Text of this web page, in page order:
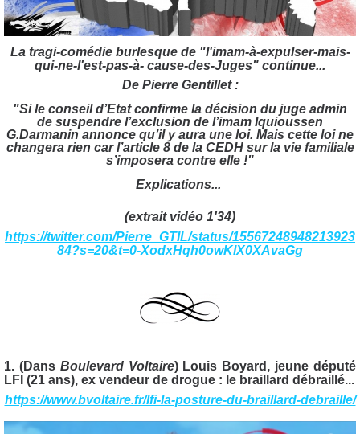
La tragi-comédie burlesque de "l'imam-à-expulser-mais-
qui-ne-l'est-pas-à- cause-des-Juges" continue...
De Pierre Gentillet :
"Si le conseil d’Etat confirme la décision du juge admin
de suspendre l’exclusion de l’imam Iquioussen
G.Darmanin annonce qu’il y aura une loi. Mais cette loi ne
changera rien car l’article 8 de la CEDH sur la vie familiale
s’imposera contre elle !"
Explications...
(extrait vidéo 1'34)
https://twitter.com/Pierre_GTIL/status/15567248948213923
84?s=20&t=0-XodxHqh0owKlX0XAvaGg
1. (Dans Boulevard Voltaire) Louis Boyard, jeune député
LFI (21 ans), ex vendeur de drogue : le braillard débraillé...
https://www.bvoltaire.fr/lfi-la-posture-du-braillard-debraille/